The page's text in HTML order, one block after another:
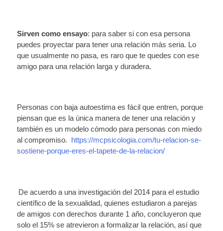
Sirven como ensayo: para saber si con esa persona
puedes proyectar para tener una relación más seria. Lo
que usualmente no pasa, es raro que te quedes con ese
amigo para una relación larga y duradera.
Personas con baja autoestima es fácil que entren, porque
piensan que es la única manera de tener una relación y
también es un modelo cómodo para personas con miedo
al compromiso. https://mcpsicologia.com/tu-relacion-se-
sostiene-porque-eres-el-tapete-de-la-relacion/
De acuerdo a una investigación del 2014 para el estudio
científico de la sexualidad, quienes estudiaron a parejas
de amigos con derechos durante 1 año, concluyeron que
solo el 15% se atrevieron a formalizar la relación, así que